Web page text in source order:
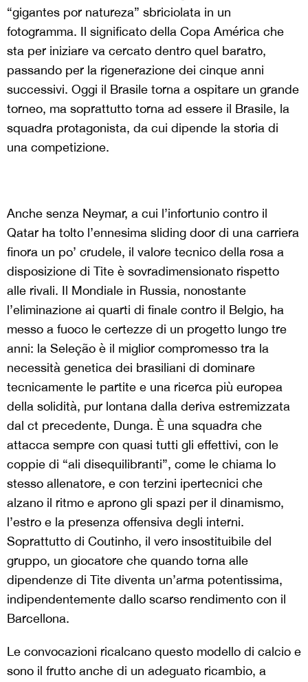
“gigantes por natureza” sbriciolata in un
fotogramma. Il significato della Copa América che
sta per iniziare va cercato dentro quel baratro,
passando per la rigenerazione dei cinque anni
successivi. Oggi il Brasile torna a ospitare un grande
torneo, ma soprattutto torna ad essere il Brasile, la
squadra protagonista, da cui dipende la storia di
una competizione.
Anche senza Neymar, a cui l’infortunio contro il
Qatar ha tolto l’ennesima sliding door di una carriera
finora un po’ crudele, il valore tecnico della rosa a
disposizione di Tite è sovradimensionato rispetto
alle rivali. Il Mondiale in Russia, nonostante
l’eliminazione ai quarti di finale contro il Belgio, ha
messo a fuoco le certezze di un progetto lungo tre
anni: la Seleção è il miglior compromesso tra la
necessità genetica dei brasiliani di dominare
tecnicamente le partite e una ricerca più europea
della solidità, pur lontana dalla deriva estremizzata
dal ct precedente, Dunga. È una squadra che
attacca sempre con quasi tutti gli effettivi, con le
coppie di “ali disequilibranti”, come le chiama lo
stesso allenatore, e con terzini ipertecnici che
alzano il ritmo e aprono gli spazi per il dinamismo,
l’estro e la presenza offensiva degli interni.
Soprattutto di Coutinho, il vero insostituibile del
gruppo, un giocatore che quando torna alle
dipendenze di Tite diventa un’arma potentissima,
indipendentemente dallo scarso rendimento con il
Barcellona.
Le convocazioni ricalcano questo modello di calcio e
sono il frutto anche di un adeguato ricambio, a